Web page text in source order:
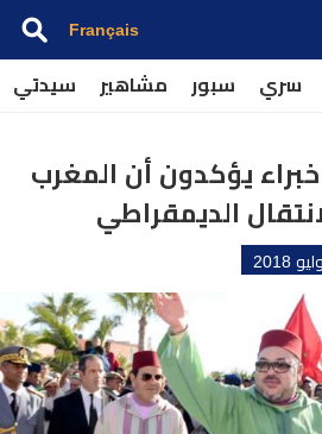
Français
سري سبور مشاهير سيدتي
خبراء يؤكدون أن المغرب
الديمقراطي